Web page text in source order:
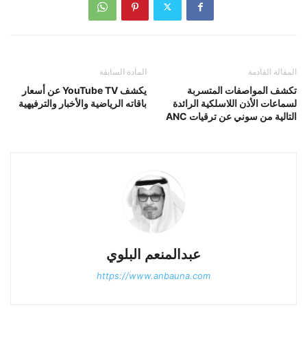
المادة السابقة
يكشف YouTube TV عن أسعار
باقاته الرياضية والأخبار والترفيهية
المقالة القادمة
تكشف المواصفات المتسربة
لسماعات الأذن اللاسلكية الرائدة
التالية من سوني عن ترقيات ANC
عبدالمنعم البلوي
https://www.anbauna.com